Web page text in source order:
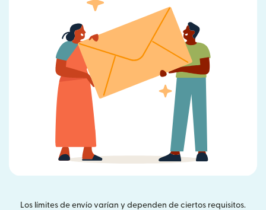
Los límites de envío varían y dependen de ciertos requisitos.